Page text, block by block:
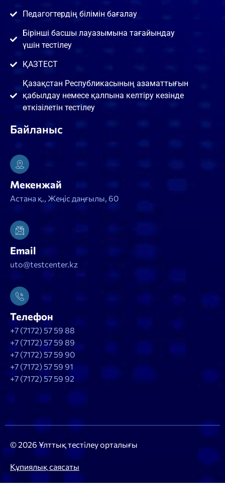
Педагогтердің білімін бағалау
Бірінші басшы лауазымына тағайындау
үшін тестілеу
ҚАЗТЕСТ
Қазақстан Республикасының азаматтығын
қабылдау немесе қалпына келтіру кезінде
өткізілетін тестілеу
Байланыс
Мекенжай
Астана қ., Жеңіс даңғылы, 60
Email
uto@testcenter.kz
Телефон
+7 (7172) 57 59 88
+7 (7172) 57 59 89
+7 (7172) 57 59 90
+7 (7172) 57 59 91
+7 (7172) 57 59 92
© 2026 Ұлттық тестілеу орталығы
Құпиялық саясаты